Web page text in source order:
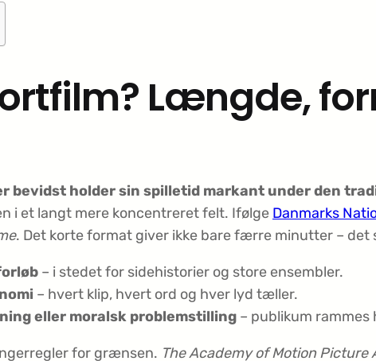
Længde,
bevidst holder sin spilletid markant under den
i et langt mere koncentreret felt. Ifølge Danmarks
. Det korte format giver ikke bare færre minutter –
– i stedet for sidehistorier og store ensembler.
– hvert klip, hvert ord og hver lyd tæller.
eller moralsk problemstilling – publikum
for grænsen. The Academy of Motion Picture